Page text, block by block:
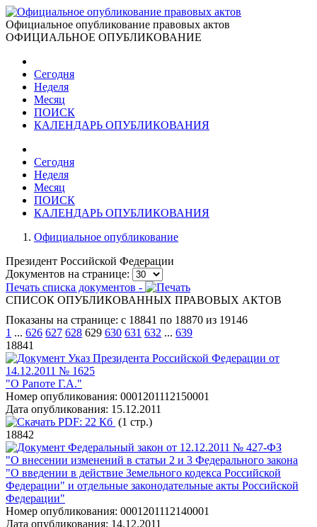
Официальное опубликование правовых актов
ОФИЦИАЛЬНОЕ ОПУБЛИКОВАНИЕ
Сегодня
Неделя
Месяц
ПОИСК
КАЛЕНДАРЬ ОПУБЛИКОВАНИЯ
Сегодня
Неделя
Месяц
ПОИСК
КАЛЕНДАРЬ ОПУБЛИКОВАНИЯ
Официальное опубликование
Президент Российской Федерации
Документов на странице:
Печать списка документов -
СПИСОК ОПУБЛИКОВАННЫХ ПРАВОВЫХ АКТОВ
Показаны на странице: с 18841 по 18870 из 19146
1 ... 626 627 628 629 630 631 632 ... 639
18841
Указ Президента Российской Федерации от
14.12.2011 № 1625
"О Рапоте Г.А."
Номер опубликования: 0001201112150001
Дата опубликования: 15.12.2011
PDF: 22 Кб (1 стр.)
18842
Федеральный закон от 12.12.2011 № 427-ФЗ
"О внесении изменений в статьи 2 и 3 Федерального закона
"О введении в действие Земельного кодекса Российской
Федерации" и отдельные законодательные акты Российской
Федерации"
Номер опубликования: 0001201112140001
Дата опубликования: 14.12.2011